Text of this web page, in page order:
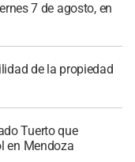
7 de agosto, en
de la propiedad
Tuerto que
en Mendoza